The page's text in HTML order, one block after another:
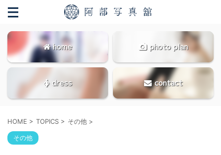
home photo plan
dress contact
HOME > TOPICS > その他 >
その他